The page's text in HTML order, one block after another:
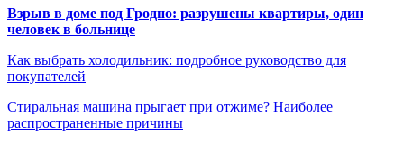
Взрыв в доме под Гродно: разрушены квартиры, один
человек в больнице
Как выбрать холодильник: подробное руководство для
покупателей
Стиральная машина прыгает при отжиме? Наиболее
распространенные причины